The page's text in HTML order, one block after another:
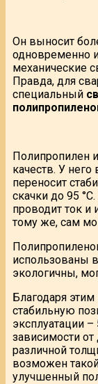
Он выносит
одновременно
механические
Правда, для
специальный
Полипропилен
качеств. У
переносит
скачки до 95
проводит ток и
тому же, сам
использованы
экологичны,
Благодаря
стабильную
эксплуатации
зависимости
различной
возможен
улучшенный